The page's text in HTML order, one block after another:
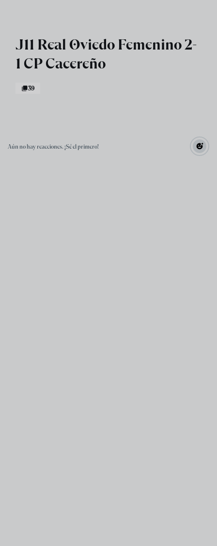
J11 Real Oviedo Femenino 2-
1 CP Cacereño
39
Aún no hay reacciones. ¡Sé el primero!